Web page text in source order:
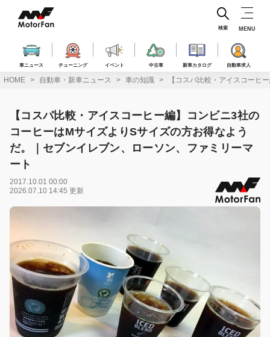
ス
車ニュース チューニング イベント 中古車 新車カタログ 自動車求人
検索 MENU
HOME 自動車・新車ニュース 車の知識 【コスパ比較・アイスコーヒ
【コスパ比較・アイスコーヒー編】コンビニ3社の
コーヒーはMサイズよりSサイズの方お得なよう
だ。｜セブンイレブン、ローソン、ファミリーマ
ート
2017.10.01 00:00
2026.07.10 14:45 更新